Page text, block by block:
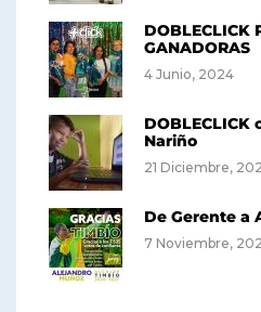
DOBLECLICK
GANADORAS
4 Junio, 2024
DOBLECLICK
Nariño
21 Diciembre,
De Gerente a
7 Noviembre,